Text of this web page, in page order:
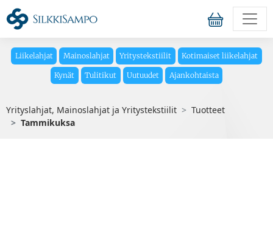
Liikelahjat Mainoslahjat Yritystekstiilit Kotimaiset liikelahjat
Kynät Tulitikut Uutuudet Ajankohtaista
Yrityslahjat, Mainoslahjat ja Yritystekstiilit
Tuotteet
Tammikuksa